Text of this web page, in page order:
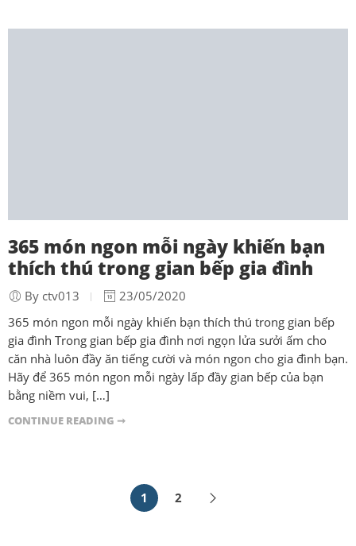
365 món ngon mỗi ngày khiến bạn
thích thú trong gian bếp gia đình
By ctv013
23/05/2020
365 món ngon mỗi ngày khiến bạn thích thú trong gian bếp
gia đình Trong gian bếp gia đình nơi ngọn lửa sưởi ấm cho
căn nhà luôn đầy ăn tiếng cười và món ngon cho gia đình bạn.
Hãy để 365 món ngon mỗi ngày lấp đầy gian bếp của bạn
bằng niềm vui, […]
CONTINUE READING ➞
1 2